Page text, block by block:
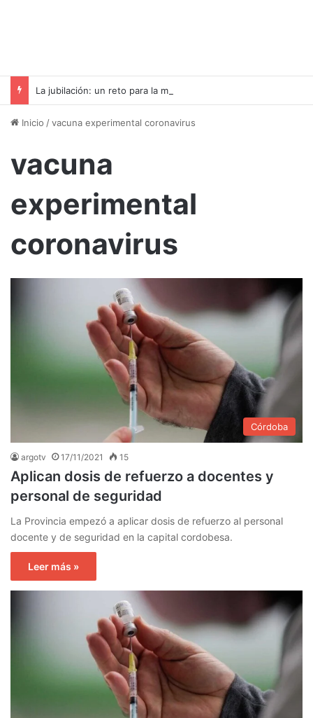
La jubilación: un reto para la mente y el cuerpo
Inicio /vacuna experimental coronavirus
vacuna
experimental
coronavirus
Córdoba
argotv 17/11/2021 15
Aplican dosis de refuerzo a docentes y
personal de seguridad
La Provincia empezó a aplicar dosis de refuerzo al personal
docente y de seguridad en la capital cordobesa.
Leer más »